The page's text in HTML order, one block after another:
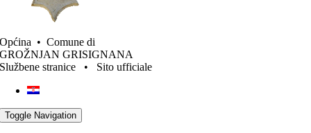
Općina • Comune di
GROŽNJAN GRISIGNANA
Službene stranice • Sito ufficiale
Toggle Navigation